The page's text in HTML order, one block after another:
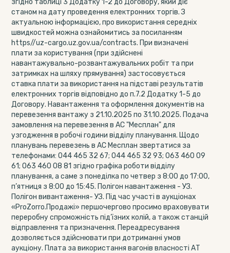
згідно таблиці 3 Додатку 1-2 до Договору, який діє
станом на дату проведення електронних торгів. З
актуальною інформацією, про використання середніх
швидкостей можна ознайомитись за посиланням
https//uz-cargo.uz.gov.ua/contracts. При визначені
плати за користування (при здійснені
навантажувально-розвантажувальних робіт та при
затримках на шляху прямування) застосовується
ставка плати за використання на підставі результатів
електронних торгів відповідно до п.7.2 Додатку 1-5 до
Договору. Навантаження та оформлення документів на
перевезення вантажу з 21.10.2025 по 31.10.2025. Подача
замовлення на перевезення в АС "Месплан" для
узгодження в робочі години відділу планування. Щодо
планувань перевезень в АС Месплан звертатися за
телефонами: 044 465 32 67; 044 465 32 93; 063 460 09
61; 063 460 08 81 згідно графіка роботи відділу
планування, а саме з понеділка по четвер з 8:00 до 17:00,
п’ятниця з 8:00 до 15:45. Полігон навантаження - УЗ.
Полігон вивантаження- УЗ. Під час участі в аукціонах
«ProZorro.Продажі» першочергово просимо враховувати
переробну спроможність під’їзних колій, а також станцій
відправлення та призначення. Переадресування
дозволяється здійснювати при дотриманні умов
аукціону. Плата за використання вагонів власності АТ